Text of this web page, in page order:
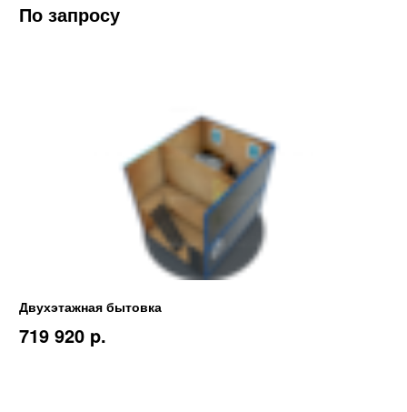
По запросу
Двухэтажная бытовка
719 920 p.